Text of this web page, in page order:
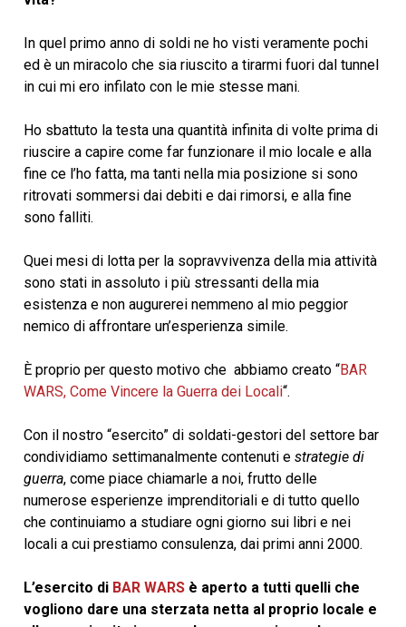
In quel primo anno di soldi ne ho visti veramente pochi
ed è un miracolo che sia riuscito a tirarmi fuori dal tunnel
in cui mi ero infilato con le mie stesse mani.
Ho sbattuto la testa una quantità infinita di volte prima di
riuscire a capire come far funzionare il mio locale e alla
fine ce l’ho fatta, ma tanti nella mia posizione si sono
ritrovati sommersi dai debiti e dai rimorsi, e alla fine
sono falliti.
Quei mesi di lotta per la sopravvivenza della mia attività
sono stati in assoluto i più stressanti della mia
esistenza e non augurerei nemmeno al mio peggior
nemico di affrontare un’esperienza simile.
È proprio per questo motivo che abbiamo creato “BAR
WARS, Come Vincere la Guerra dei Locali“.
Con il nostro “esercito” di soldati-gestori del settore bar
condividiamo settimanalmente contenuti e strategie di
guerra, come piace chiamarle a noi, frutto delle
numerose esperienze imprenditoriali e di tutto quello
che continuiamo a studiare ogni giorno sui libri e nei
locali a cui prestiamo consulenza, dai primi anni 2000.
L’esercito di BAR WARSè aperto a tutti quelli che
vogliono dare una sterzata netta al proprio locale e